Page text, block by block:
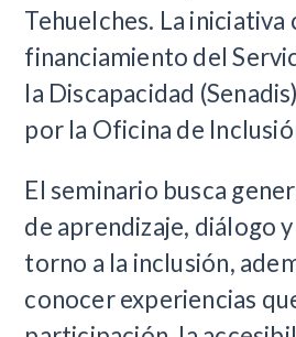
Tehuelches. La iniciativa
financiamiento del
la Discapacidad
por la Oficina de
El seminario busca
de aprendizaje, diálogo
torno a la inclusión,
conocer experiencias